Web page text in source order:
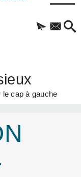
cap à gauche